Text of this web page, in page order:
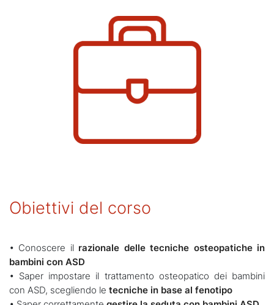
Obiettivi del corso
• Conoscere il razionale delle tecniche osteopatiche in
bambini con ASD
• Saper impostare il trattamento osteopatico dei bambini
con ASD, scegliendo le tecniche in base al fenotipo